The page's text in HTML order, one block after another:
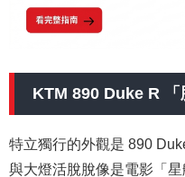
KTM 890 Duke R 「
特立獨行的外觀是 890
與大燈活脫脫像是電影「